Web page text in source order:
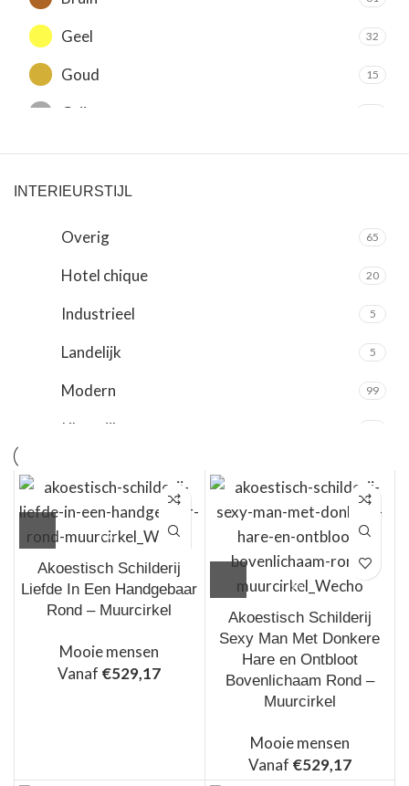
Geel 32
Goud 15
Grijs
Groen 31
Oranje
Paars 21
Rood 63
Roze 14
Wit 131
Zilver 20
Zwart 189
INTERIEURSTIJL
Overig 65
Hotel chique 20
Industrieel 5
Landelijk 5
Modern 99
Kleurrijk
Akoestisch Schilderij
Liefde In Een Handgebaar
Rond – Muurcirkel
Mooie mensen
Vanaf €529,17
Akoestisch Schilderij
Sexy Man Met Donkere
Hare en Ontbloot
Bovenlichaam Rond –
Muurcirkel
Mooie mensen
Vanaf €529,17